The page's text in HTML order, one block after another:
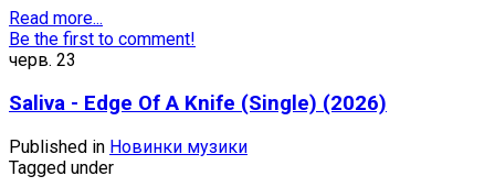
Read more...
Be the first to comment!
черв. 23
Saliva - Edge Of A Knife (Single) (2026)
Published in Новинки музики
Tagged under